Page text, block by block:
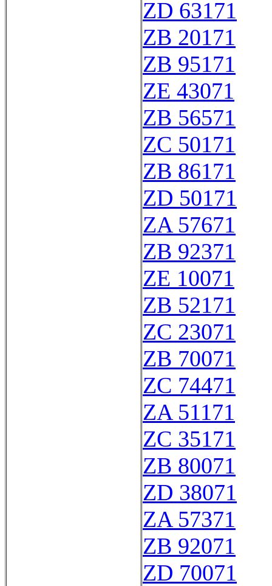
ZD 63171
ZB 20171
ZB 95171
ZE 43071
ZB 56571
ZC 50171
ZB 86171
ZD 50171
ZA 57671
ZB 92371
ZE 10071
ZB 52171
ZC 23071
ZB 70071
ZC 74471
ZA 51171
ZC 35171
ZB 80071
ZD 38071
ZA 57371
ZB 92071
ZD 70071